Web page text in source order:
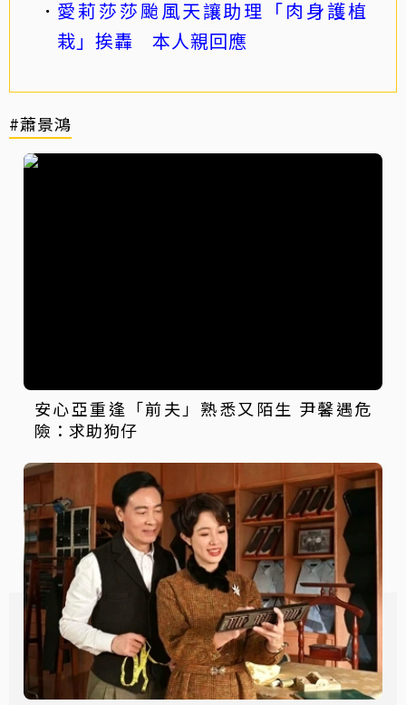
愛莉莎莎颱風天讓助理「肉身護植
栽」挨轟 本人親回應
#蕭景鴻
安心亞重逢「前夫」熟悉又陌生 尹馨遇危
險：求助狗仔